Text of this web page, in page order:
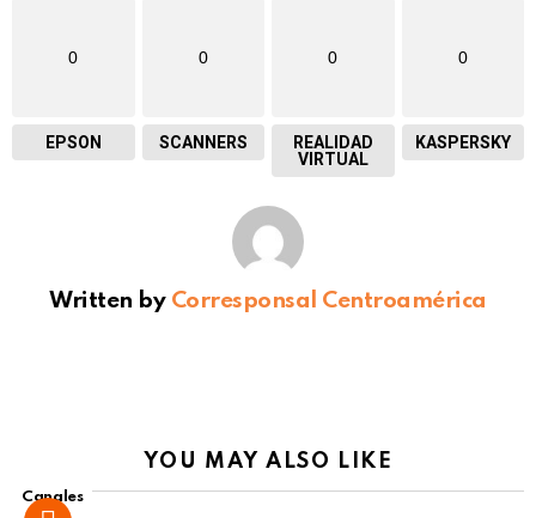
0
EPSON
0
SCANNERS
0
REALIDAD
VIRTUAL
0
KASPERSKY
Written by Corresponsal Centroamérica
YOU MAY ALSO LIKE
Canales